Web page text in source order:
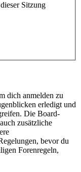
Sitzung
dich anmelden zu
erledigt und
Die Board-
zusätzliche
bevor du
Forenregeln,